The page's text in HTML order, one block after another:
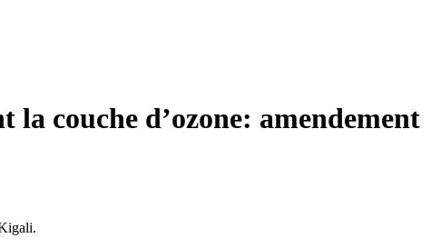
couche d’ozone: amendement